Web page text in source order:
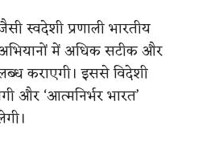
स्वदेशी प्रणाली भारतीय
में अधिक सटीक और
कराएगी। इससे विदेशी
और ‘आत्मनिर्भर भारत’